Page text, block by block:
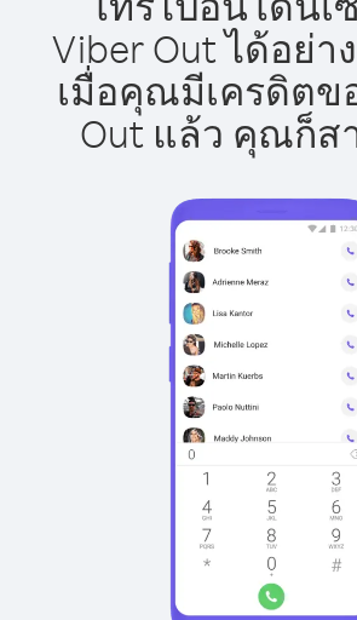
Viber Out ได้อย่า
เมื่อคุณมีเครดิตข
Out แล้ว คุณก็ส